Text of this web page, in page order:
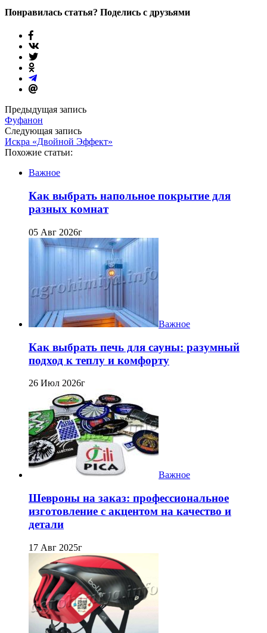
Понравилась статья? Поделись с друзьями
Предыдущая запись
Фуфанон
Следующая запись
Искра «Двойной Эффект»
Похожие статьи:
Важное
Как выбрать напольное покрытие для
разных комнат
05 Авг 2026г
Важное
Как выбрать печь для сауны: разумный
подход к теплу и комфорту
26 Июл 2026г
Важное
Шевроны на заказ: профессиональное
изготовление с акцентом на качество и
детали
17 Авг 2025г